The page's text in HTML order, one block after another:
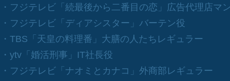
・フジテレビ「続最後から二番目の恋」広告代理店マ
・フジテレビ「ディアシスター」バーテン役
・TBS「天皇の料理番」大膳の人たちレギュラー
・ytv「婚活刑事」IT社長役
・フジテレビ「ナオミとカナコ」外商部レギュラー